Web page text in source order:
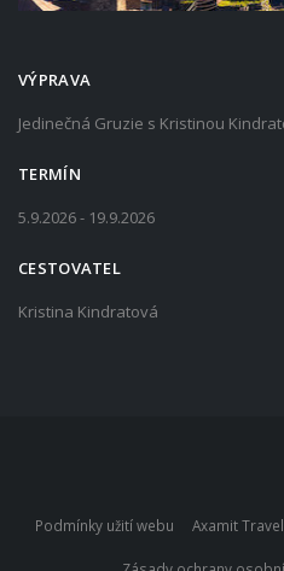
VÝPRAVA
Jedinečná Gruzie s Kristinou
TERMÍN
5.9.2026 - 19.9.2026
CESTOVATEL
Kristina Kindratová
Podmínky užití webu Axamit Travel